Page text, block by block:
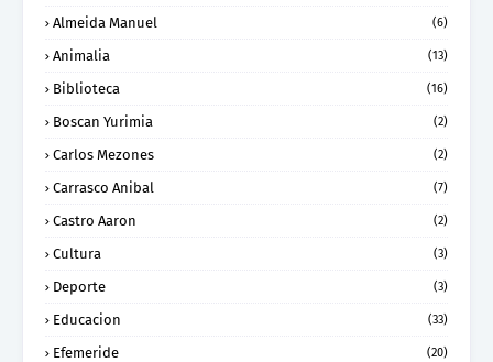
Almeida Manuel (6)
Animalia (13)
Biblioteca (16)
Boscan Yurimia (2)
Carlos Mezones (2)
Carrasco Anibal (7)
Castro Aaron (2)
Cultura (3)
Deporte (3)
Educacion (33)
Efemeride (20)